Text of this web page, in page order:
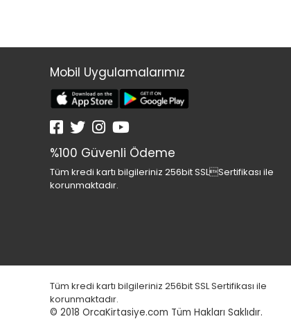
Mobil Uygulamalarımız
%100 Güvenli Ödeme
Tüm kredi kartı bilgileriniz 256bit SSLSertifikası ile
korunmaktadır.
Tüm kredi kartı bilgileriniz 256bit SSL Sertifikası ile
korunmaktadır.
© 2018 OrcaKirtasiye.com Tüm Hakları Saklıdır.